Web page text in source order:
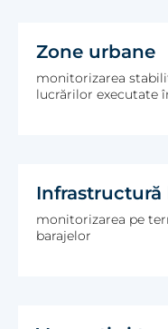
Zone urbane
monitorizarea
lucrărilor executate
monitorizarea pe
barajelor